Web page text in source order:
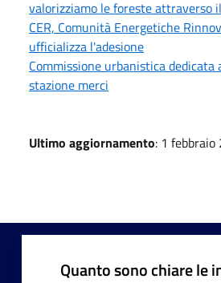
valorizziamo le foreste attraverso
CER, Comunità Energetiche
ufficializza l'adesione
Commissione urbanistica
stazione merci
Ultimo aggiornamento: 1 febbraio
Quanto sono chiare le